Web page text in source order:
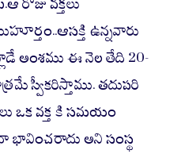
ఉన్నవారు
అంశము ఈ నెల తేది 20-
స్వీకరిస్తాము. తదుపరి
ఒక వక్త కి సమయం
భావించరాదు అని సంస్థ